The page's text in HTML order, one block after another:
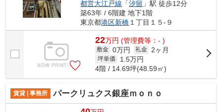
都営大江戸線 「汐留 」駅 徒歩12分
築63年 / 6階建 地下1階
東京都港区新橋 １丁目１５-９
22万円 (管理費等：- )
敷金 0万円 礼金 2ヶ月
坪単価 1.5万円
4階 / 14.69坪(48.59㎡)
賃貸 | 事務所 パークリュクス銀座ｍｏｎｏ